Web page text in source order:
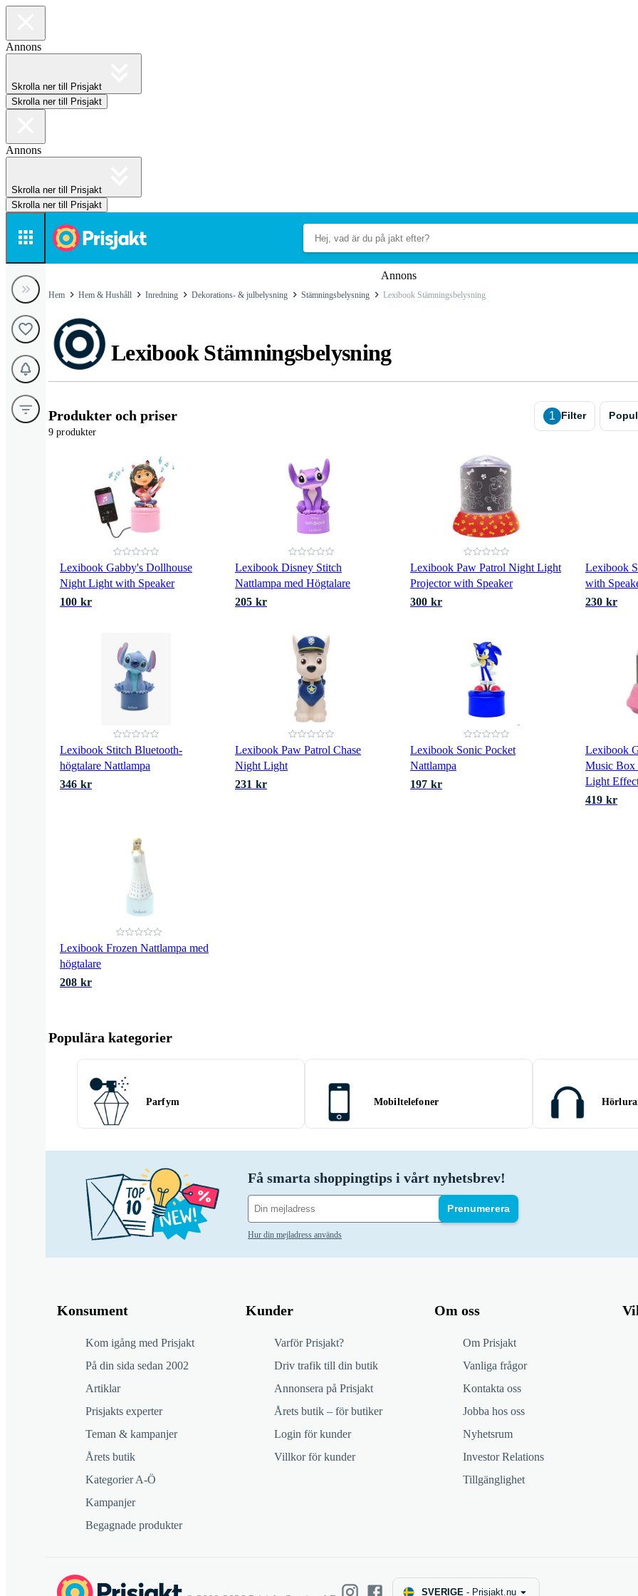
Annons
Skrolla ner till Prisjakt
Skrolla ner till Prisjakt
Annons
Skrolla ner till Prisjakt
Skrolla ner till Prisjakt
Annons
Hem Hem & Hushåll Inredning Dekorations- & julbelysning Stämningsbelysning Lexibook Stämningsbelysning
Lexibook Stämningsbelysning
Produkter och priser
9 produkter
1 Filter
Lexibook Gabby's Dollhouse
Night Light with Speaker
100 kr
Lexibook Disney Stitch
Nattlampa med Högtalare
205 kr
Lexibook Paw Patrol Night Light
Projector with Speaker
300 kr
Lexibook
with
230 kr
Lexibook Stitch Bluetooth-
högtalare Nattlampa
346 kr
Lexibook Paw Patrol Chase
Night Light
231 kr
Lexibook Sonic Pocket
Nattlampa
197 kr
Lexibook
Music Box
Light
419 kr
Lexibook Frozen Nattlampa med
högtalare
208 kr
Populära kategorier
Parfym Mobiltelefoner
Få smarta shoppingtips i vårt nyhetsbrev!
Prenumerera
Hur din mejladress används
Konsument
Kom igång med Prisjakt
På din sida sedan 2002
Artiklar
Prisjakts experter
Teman & kampanjer
Årets butik
Kategorier A-Ö
Kampanjer
Begagnade produkter
Kunder
Varför Prisjakt?
Driv trafik till din butik
Annonsera på Prisjakt
Årets butik – för butiker
Login för kunder
Villkor för kunder
Om oss
Om Prisjakt
Vanliga frågor
Kontakta oss
Jobba hos oss
Nyhetsrum
Investor Relations
Tillgänglighet
SVERIGE - Prisjakt.nu